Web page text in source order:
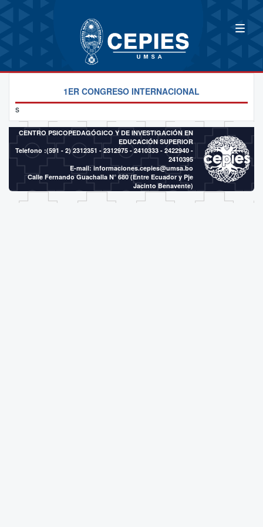
1ER CONGRESO INTERNACIONAL
s
CENTRO PSICOPEDAGÓGICO Y DE INVESTIGACIÓN EN
EDUCACIÓN SUPERIOR
Telefono :(591 - 2) 2312351 - 2312975 - 2410333 - 2422940 -
2410395
E-mail: informaciones.cepies@umsa.bo
Calle Fernando Guachalla N° 680 (Entre Ecuador y Pje
Jacinto Benavente)